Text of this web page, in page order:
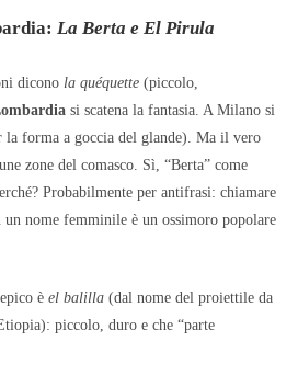
La Berta e El Pirula
dicono la quéquette (piccolo,
si scatena la fantasia. A Milano si
la forma a goccia del glande). Ma il vero
zone del comasco. Sì, “Berta” come
Probabilmente per antifrasi: chiamare
un nome femminile è un ossimoro popolare
è el balilla (dal nome del proiettile da
piccolo, duro e che “parte